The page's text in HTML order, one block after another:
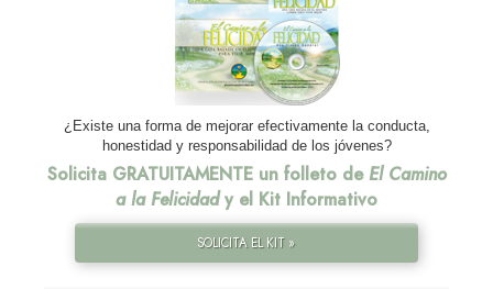
¿Existe una forma de mejorar efectivamente la conducta,
honestidad y responsabilidad de los jóvenes?
Solicita GRATUITAMENTE un folleto de El Camino
a la Felicidady el Kit Informativo
SOLICITA EL KIT »